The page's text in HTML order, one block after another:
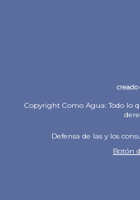
Copyright Como Agua: Todo lo
Defensa de las y los
Botón